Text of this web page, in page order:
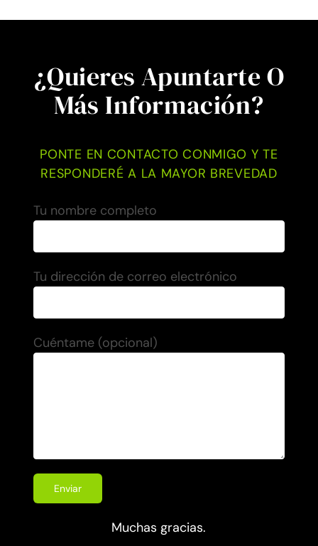
¿Quieres Apuntarte O
Más Información?
PONTE EN CONTACTO CONMIGO Y TE
RESPONDERÉ A LA MAYOR BREVEDAD
Tu nombre completo
Tu dirección de correo electrónico
Cuéntame (opcional)
Muchas gracias.